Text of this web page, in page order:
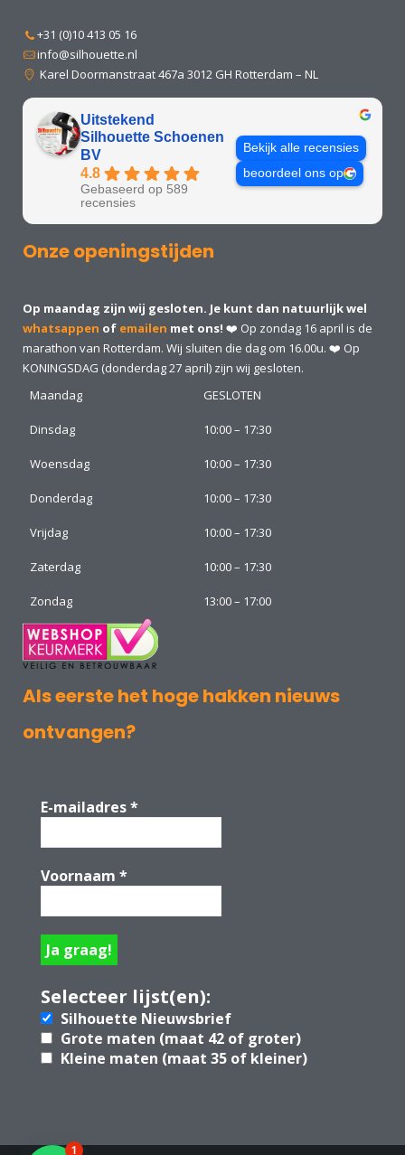
+31 (0)10 413 05 16
info@silhouette.nl
Karel Doormanstraat 467a 3012 GH Rotterdam – NL
Uitstekend
Silhouette Schoenen
BV
4.8
Gebaseerd op 589
recensies
Bekijk alle recensies
beoordeel ons op
Onze openingstijden
Op maandag zijn wij gesloten. Je kunt dan natuurlijk wel
whatsappen of emailen met ons! ❤️ Op zondag 16 april is de
marathon van Rotterdam. Wij sluiten die dag om 16.00u. ❤️ Op
KONINGSDAG (donderdag 27 april) zijn wij gesloten.
Maandag
GESLOTEN
Dinsdag 10:00 – 17:30
Woensdag 10:00 – 17:30
Donderdag 10:00 – 17:30
Vrijdag 10:00 – 17:30
Zaterdag 10:00 – 17:30
Zondag 13:00 – 17:00
Als eerste het hoge hakken nieuws
ontvangen?
E-mailadres*
Voornaam *
Selecteer lijst(en):
Silhouette Nieuwsbrief
Grote maten (maat 42 of groter)
Kleine maten (maat 35 of kleiner)
1